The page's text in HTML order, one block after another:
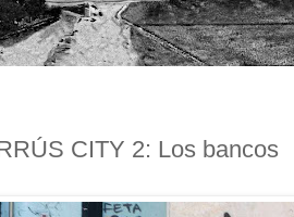
CITY 2: Los bancos